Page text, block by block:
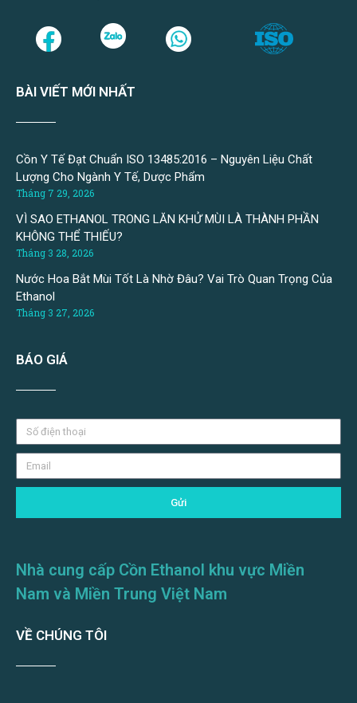
BÀI VIẾT MỚI NHẤT
Cồn Y Tế Đạt Chuẩn ISO 13485:2016 – Nguyên Liệu Chất
Lượng Cho Ngành Y Tế, Dược Phẩm
Tháng 7 29, 2026
VÌ SAO ETHANOL TRONG LĂN KHỬ MÙI LÀ THÀNH PHẦN
KHÔNG THỂ THIẾU?
Tháng 3 28, 2026
Nước Hoa Bắt Mùi Tốt Là Nhờ Đâu? Vai Trò Quan Trọng Của
Ethanol
Tháng 3 27, 2026
BÁO GIÁ
Gửi
Nhà cung cấp Cồn Ethanol khu vực Miền
Nam và Miền Trung Việt Nam
VỀ CHÚNG TÔI